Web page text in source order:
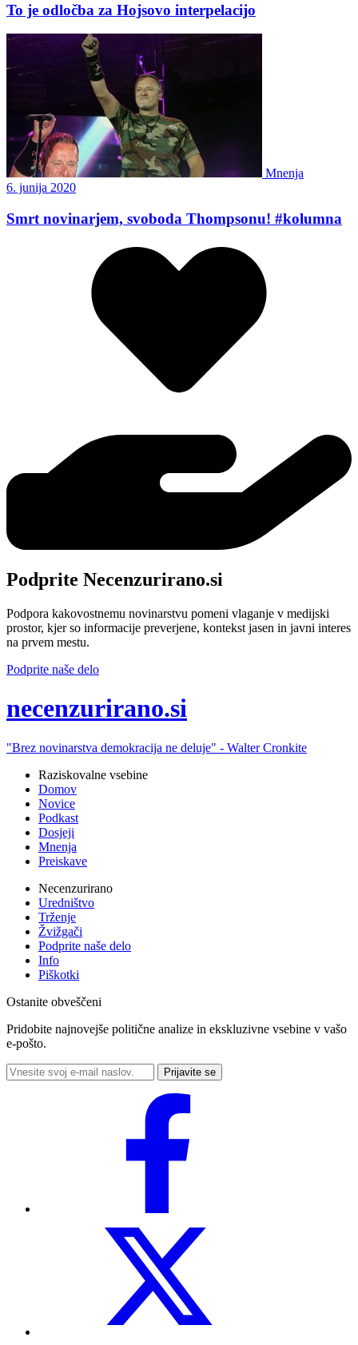
To je odločba za Hojsovo interpelacijo
Mnenja
6. junija 2020
Smrt novinarjem, svoboda Thompsonu! #kolumna
Podprite Necenzurirano.si
Podpora kakovostnemu novinarstvu pomeni vlaganje v medijski
prostor, kjer so informacije preverjene, kontekst jasen in javni interes
na prvem mestu.
Podprite naše delo
necenzurirano.si
"Brez novinarstva demokracija ne deluje" - Walter Cronkite
Raziskovalne vsebine
Domov
Novice
Podkast
Dosjeji
Mnenja
Preiskave
Necenzurirano
Uredništvo
Trženje
Žvižgači
Podprite naše delo
Info
Piškotki
Ostanite obveščeni
Pridobite najnovejše politične analize in ekskluzivne vsebine v vašo
e-pošto.
Prijavite se